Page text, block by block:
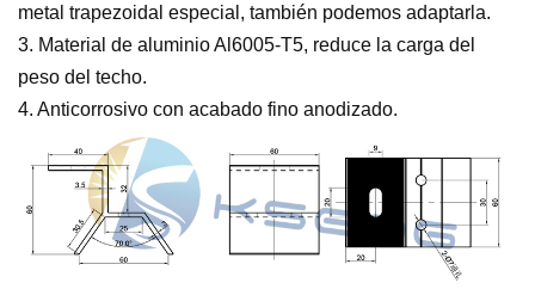
metal trapezoidal especial, también podemos adaptarla.
3. Material de aluminio Al6005-T5, reduce la carga del
peso del techo.
4. Anticorrosivo con acabado fino anodizado.